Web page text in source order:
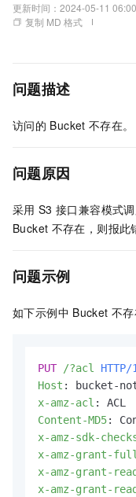
更新时间： 2024-05-11
复制 MD 格式
问题描述
访问的 Bucket 不存在。
问题原因
采用 S3 接口兼容模式
Bucket 不存在，则报此
问题示例
如下示例中 Bucket 不
PUT /?acl
Host :
x-amz-acl :
Content-MD5:
x-amz-sdk-
x-amz-grant-
x-amz-grant-read
x-amz-grant-